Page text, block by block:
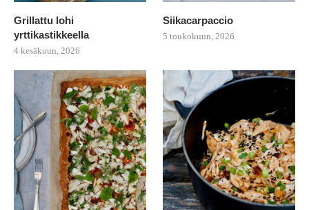
Grillattu lohi
yrttikastikkeella
4 kesäkuun, 2026
Siikacarpaccio
5 toukokuun, 2026